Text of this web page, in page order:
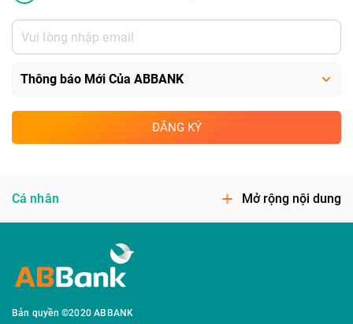
ĐĂNG KÝ
Cá nhân Mở rộng nội dung
Bản quyền ©2020 ABBANK